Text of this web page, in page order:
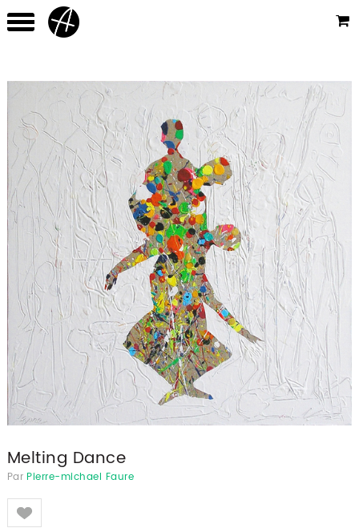
Melting Dance
Par Pierre-michael Faure
Like